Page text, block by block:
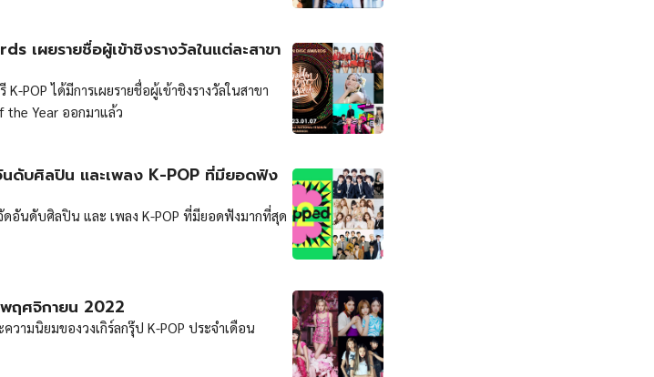
Artists with Most New Followers in 2022
เผยรายชื่อผู้เข้าชิงรางวัลในแต่ละสาขา
POP ได้มีการเผยรายชื่อผู้เข้าชิงรางวัลในสาขา
the Year ออกมาแล้ว
ดับศิลปิน และเพลง K-POP ที่มียอดฟัง
ดอันดับศิลปิน และ เพลง K-POP ที่มียอดฟังมากที่สุด
พฤศจิกายน 2022
วามนิยมของวงเกิร์ลกรุ๊ป K-POP ประจำเดือน